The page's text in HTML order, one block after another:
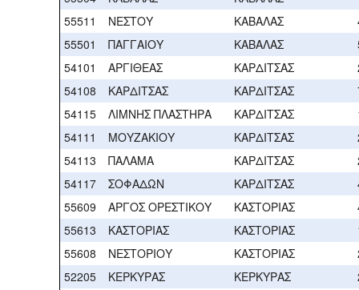
55511
ΝΕΣΤΟΥ ΚΑΒΑΛΑΣ
55501
ΠΑΓΓΑΙΟΥ ΚΑΒΑΛΑΣ
54101
ΑΡΓΙΘΕΑΣ ΚΑΡΔΙΤΣΑΣ
54108
ΚΑΡΔΙΤΣΑΣ ΚΑΡΔΙΤΣΑΣ
54115
ΛΙΜΝΗΣ ΠΛΑΣΤΗΡΑ ΚΑΡΔΙΤΣΑΣ
54111
ΜΟΥΖΑΚΙΟΥ ΚΑΡΔΙΤΣΑΣ
54113
ΠΑΛΑΜΑ ΚΑΡΔΙΤΣΑΣ
54117
ΣΟΦΑΔΩΝ ΚΑΡΔΙΤΣΑΣ
55609
ΑΡΓΟΣ ΟΡΕΣΤΙΚΟΥ ΚΑΣΤΟΡΙΑΣ
55613
ΚΑΣΤΟΡΙΑΣ ΚΑΣΤΟΡΙΑΣ
55608
ΝΕΣΤΟΡΙΟΥ ΚΑΣΤΟΡΙΑΣ
52205
ΚΕΡΚΥΡΑΣ ΚΕΡΚΥΡΑΣ